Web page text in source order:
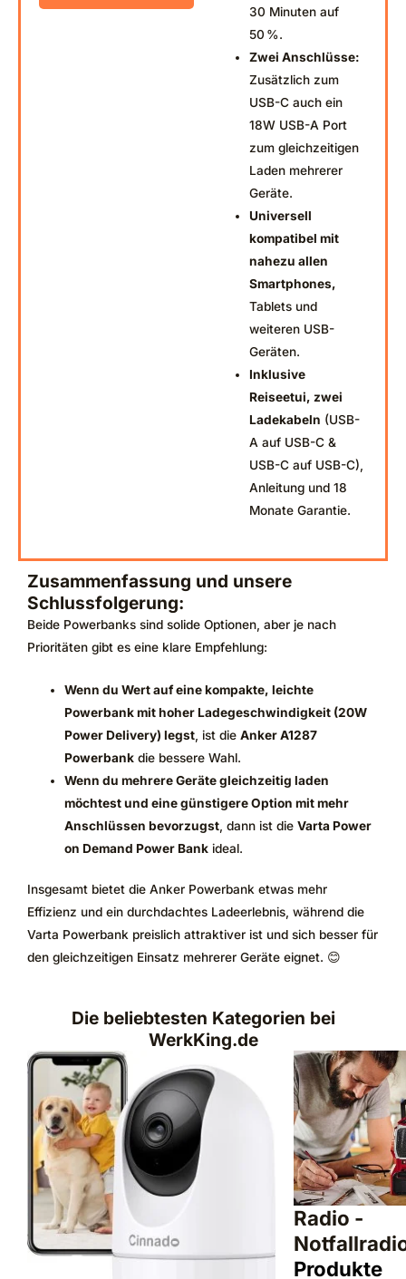
30 Minuten auf
50 %.
Zwei Anschlüsse:
Zusätzlich zum
USB-C auch ein
18W USB-A Port
zum gleichzeitigen
Laden mehrerer
Geräte.
Universell
kompatibel mit
nahezu allen
Smartphones,
Tablets und
weiteren USB-
Geräten.
Inklusive
Reiseetui, zwei
Ladekabeln (USB-
A auf USB-C &
USB-C auf USB-C),
Anleitung und 18
Monate Garantie.
Zusammenfassung und unsere
Schlussfolgerung:
Beide Powerbanks sind solide Optionen, aber je nach
Prioritäten gibt es eine klare Empfehlung:
Wenn du Wert auf eine kompakte, leichte
Powerbank mit hoher Ladegeschwindigkeit (20W
Power Delivery) legst , ist dieAnker A1287
Powerbank die bessere Wahl.
Wenn du mehrere Geräte gleichzeitig laden
möchtest und eine günstigere Option mit mehr
Anschlüssen bevorzugst , dann ist dieVarta Power
on Demand Power Bank ideal.
Insgesamt bietet die Anker Powerbank etwas mehr
Effizienz und ein durchdachtes Ladeerlebnis, während die
Varta Powerbank preislich attraktiver ist und sich besser für
den gleichzeitigen Einsatz mehrerer Geräte eignet. 😊
Die beliebtesten Kategorien bei
WerkKing.de
Radio -
Produkte